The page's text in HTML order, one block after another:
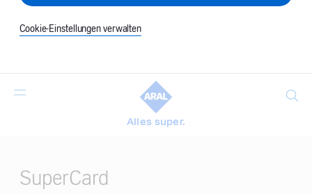
Cookie-Einstellungen verwalten
Alles super.
Suche
SuperCard